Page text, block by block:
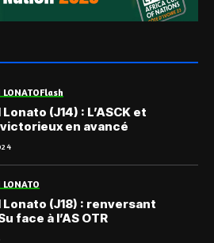
LONATOFlash
Lonato (J14) : L’ASCK et
en avancé
LONATO
Lonato (J18) : renversant
face à l’AS OTR